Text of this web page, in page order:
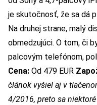
je skutočnosť, že sa dá
Na druhej strane, malý
obmedzujúci. O tom, či
palcovým telefónom,
Cena: Od 479 EUR
článok vyšiel aj v
4/2016, preto sa